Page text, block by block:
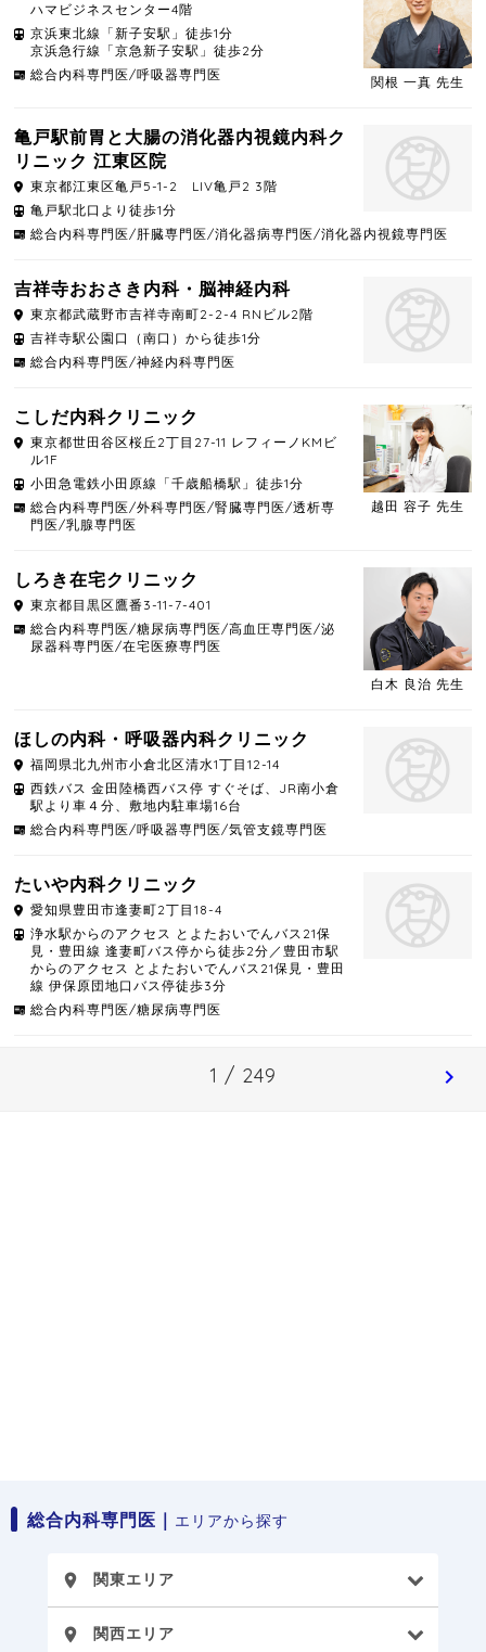
関根 一真 先生
ハマビジネスセンター4階
京浜東北線「新子安駅」徒歩1分
京浜急行線「京急新子安駅」徒歩2分
総合内科専門医/呼吸器専門医
亀戸駅前胃と大腸の消化器内視鏡内科ク
リニック 江東区院
東京都江東区亀戸5-1-2 LIV亀戸2 3階
亀戸駅北口より徒歩1分
総合内科専門医/肝臓専門医/消化器病専門医/消化器内視鏡専門医
吉祥寺おおさき内科・脳神経内科
東京都武蔵野市吉祥寺南町2-2-4 RNビル2階
吉祥寺駅公園口（南口）から徒歩1分
総合内科専門医/神経内科専門医
越田 容子 先生
こしだ内科クリニック
東京都世田谷区桜丘2丁目27-11 レフィーノKMビ
ル1F
小田急電鉄小田原線「千歳船橋駅」徒歩1分
総合内科専門医/外科専門医/腎臓専門医/透析専
門医/乳腺専門医
白木 良治 先生
しろき在宅クリニック
東京都目黒区鷹番3-11-7-401
総合内科専門医/糖尿病専門医/高血圧専門医/泌
尿器科専門医/在宅医療専門医
ほしの内科・呼吸器内科クリニック
福岡県北九州市小倉北区清水1丁目12-14
西鉄バス 金田陸橋西バス停 すぐそば、JR南小倉
駅より車４分、敷地内駐車場16台
総合内科専門医/呼吸器専門医/気管支鏡専門医
たいや内科クリニック
愛知県 豊田市逢妻町2丁目18-4
浄水駅からのアクセス とよたおいでんバス21保
見・豊田線 逢妻町バス停から徒歩2分／豊田市駅
からのアクセス とよたおいでんバス21保見・豊田
線 伊保原団地口バス停徒歩3分
総合内科専門医/糖尿病専門医
1 / 249 chevron_right
総合内科専門医｜ エリアから探す
place 関東エリア
place 関西エリア